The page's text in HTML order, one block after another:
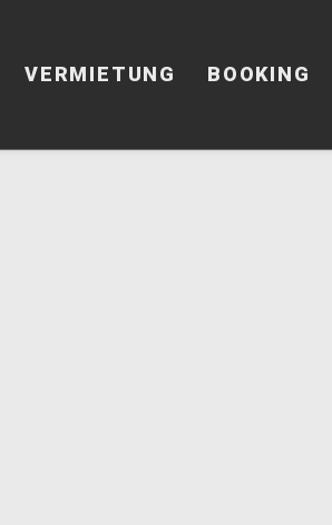
VERMIETUNG BOOKING